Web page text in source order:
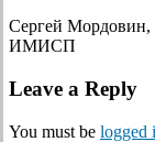
Сергей
ИМИСП
Leave a Reply
You must be logged